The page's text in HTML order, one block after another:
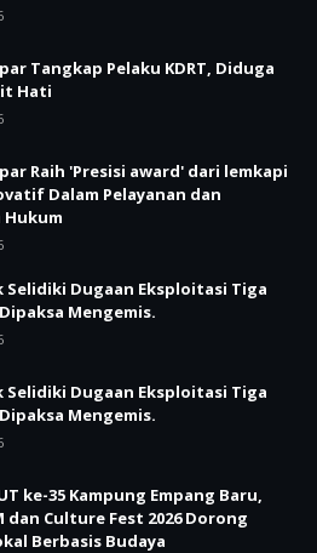
Tangkap Pelaku KDRT, Diduga
Hati
Raih 'Presisi award' dari lemkapi
Dalam Pelayanan dan
Hukum
Selidiki Dugaan Eksploitasi Tiga
Mengemis.
Selidiki Dugaan Eksploitasi Tiga
Mengemis.
ke-35 Kampung Empang Baru,
dan Culture Fest 2026 Dorong
Berbasis Budaya